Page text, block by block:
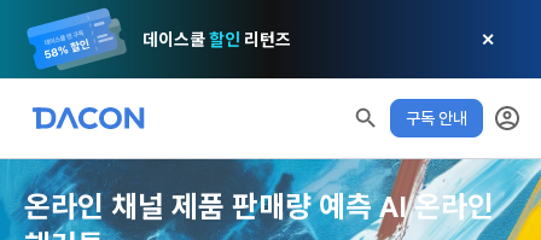
데이스쿨할인 리턴즈 ✕
구독 안내
알림0 모두 읽음 모두 삭제 닫기
✕ MY XP XP 안내
LEVEL 1 다음 레벨까지 150 XP
이용약관
개인정보 처리방침
마케팅 정보 수신 동의
온라인 채널 제품 판매량 예측 AI 온라인